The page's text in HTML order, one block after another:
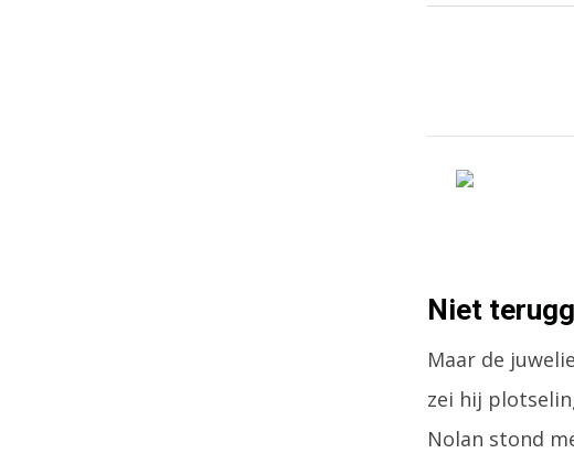
Niet
Maar de
zei hij
Nolan stond